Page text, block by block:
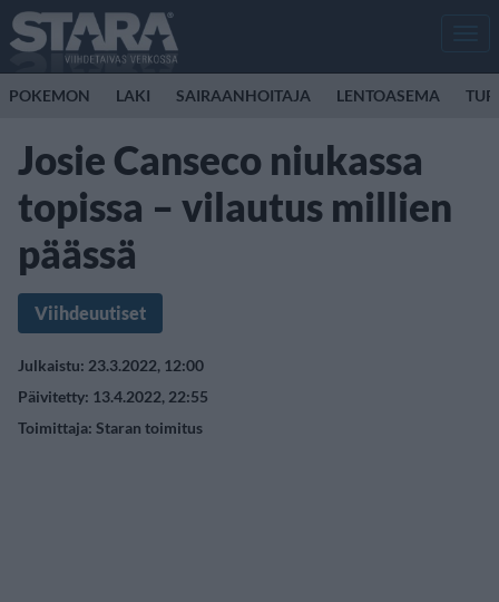
POKEMON LAKI SAIRAANHOITAJA LENTOASEMA
Josie Canseco niukassa
topissa – vilautus millien
päässä
Viihdeuutiset
Julkaistu: 23.3.2022, 12:00
Päivitetty: 13.4.2022, 22:55
Toimittaja: Staran toimitus